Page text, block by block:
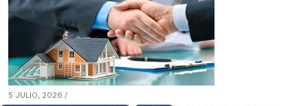
5 JULIO, 2026 /